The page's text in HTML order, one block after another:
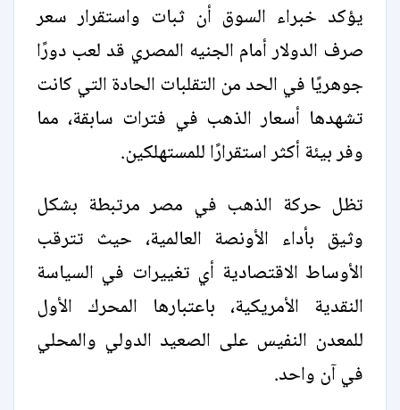
يؤكد خبراء السوق أن ثبات واستقرار سعر
صرف الدولار أمام الجنيه المصري قد لعب دورًا
جوهريًا في الحد من التقلبات الحادة التي كانت
تشهدها أسعار الذهب في فترات سابقة، مما
وفر بيئة أكثر استقرارًا للمستهلكين.
تظل حركة الذهب في مصر مرتبطة بشكل
وثيق بأداء الأونصة العالمية، حيث تترقب
الأوساط الاقتصادية أي تغييرات في السياسة
النقدية الأمريكية، باعتبارها المحرك الأول
للمعدن النفيس على الصعيد الدولي والمحلي
في آن واحد.